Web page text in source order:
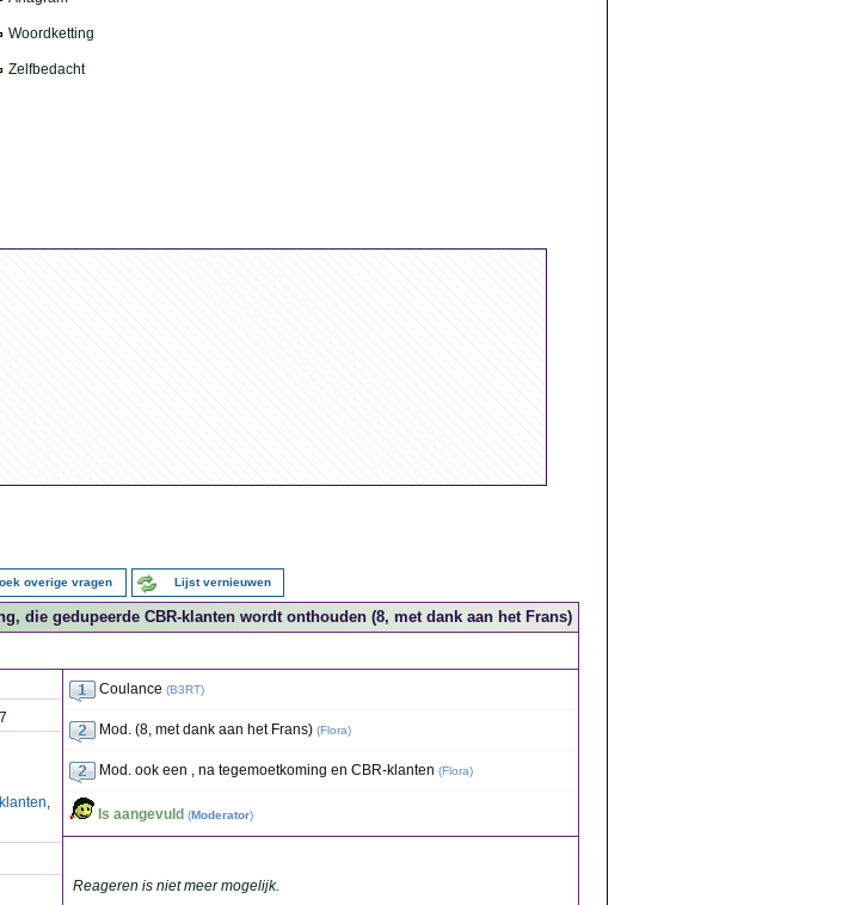
Woordketting
Zelfbedacht
overige vragen Lijst vernieuwen
die gedupeerde CBR-klanten wordt onthouden (8, met dank aan het Frans)
,
Coulance (B3RT)
Mod. (8, met dank aan het Frans) (Flora)
Mod. ook een , na tegemoetkoming en CBR-klanten (Flora)
Is aangevuld (Moderator)
Reageren is niet meer mogelijk.